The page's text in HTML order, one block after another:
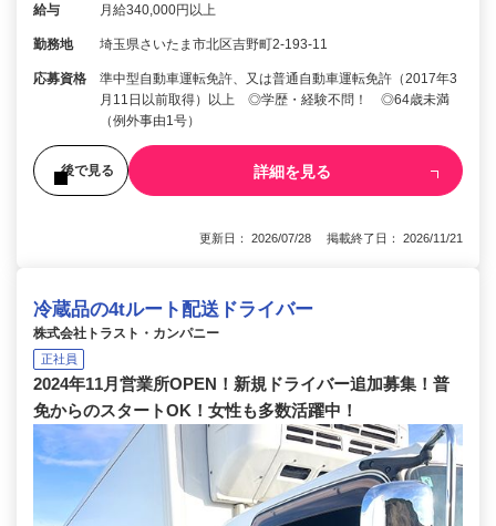
給与 月給340,000円以上
勤務地 埼玉県さいたま市北区吉野町2-193-11
応募資格
準中型自動車運転免許、又は普通自動車運転免許（2017年3
月11日以前取得）以上 ◎学歴・経験不問！ ◎64歳未満
（例外事由1号）
後で見る 詳細を見る
更新日： 2026/07/28 掲載終了日： 2026/11/21
冷蔵品の4tルート配送ドライバー
株式会社トラスト・カンパニー
正社員
2024年11月営業所OPEN！新規ドライバー追加募集！普
免からのスタートOK！女性も多数活躍中！